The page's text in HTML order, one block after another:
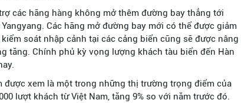
các hãng hàng không mở thêm đường bay thẳng tới
Các hãng mở đường bay mới có thể được giảm
soát nhập cảnh tại các cảng biển cũng sẽ được nâng
tăng. Chính phủ kỳ vọng lượng khách tàu biển đến Hàn
được xem là một trong những thị trường trọng điểm của
lượt khách từ Việt Nam, tăng 9% so với năm trước đó.